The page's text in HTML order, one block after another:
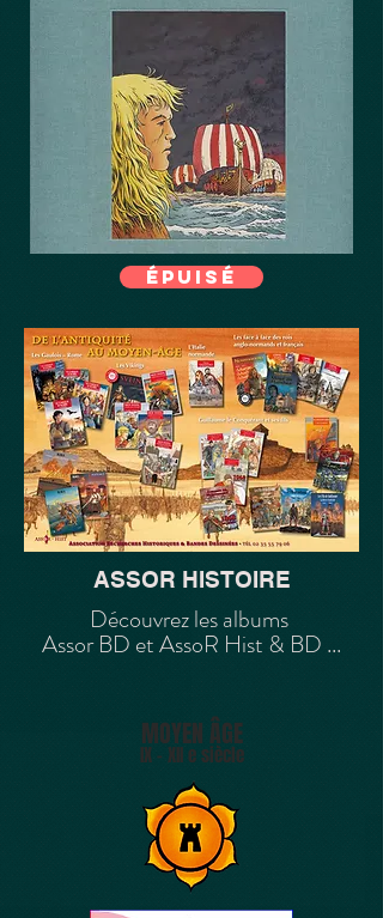
épuisé
ASSOR HISTOIRE
Découvrez les albums
Assor BD et AssoR Hist & BD ...
MOYEN ÂGE
IX - XII e siècle